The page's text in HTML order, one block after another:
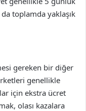
toplamda yaklaşık
gereken bir diğer
genellikle
için ekstra ücret
olası kazalara